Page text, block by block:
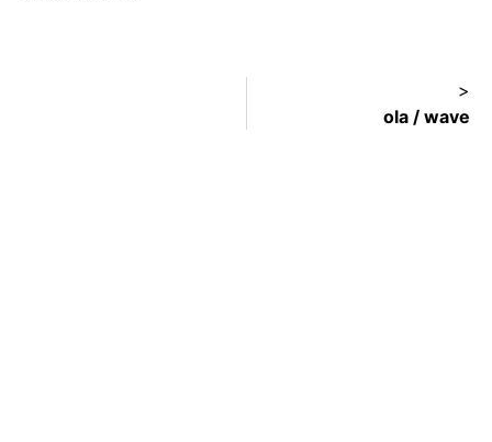
>
ola / wave